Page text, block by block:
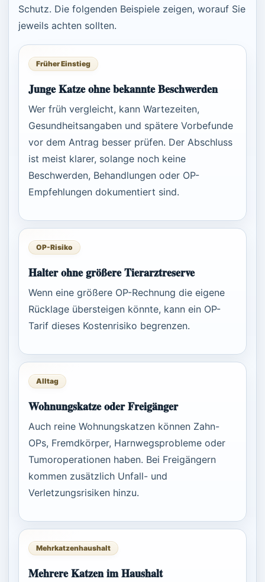
Schutz. Die folgenden Beispiele zeigen, worauf Sie
jeweils achten sollten.
Früher Einstieg
Junge Katze ohne bekannte Beschwerden
Wer früh vergleicht, kann Wartezeiten,
Gesundheitsangaben und spätere Vorbefunde
vor dem Antrag besser prüfen. Der Abschluss
ist meist klarer, solange noch keine
Beschwerden, Behandlungen oder OP-
Empfehlungen dokumentiert sind.
OP-Risiko
Halter ohne größere Tierarztreserve
Wenn eine größere OP-Rechnung die eigene
Rücklage übersteigen könnte, kann ein OP-
Tarif dieses Kostenrisiko begrenzen.
Alltag
Wohnungskatze oder Freigänger
Auch reine Wohnungskatzen können Zahn-
OPs, Fremdkörper, Harnwegsprobleme oder
Tumoroperationen haben. Bei Freigängern
kommen zusätzlich Unfall- und
Verletzungsrisiken hinzu.
Mehrkatzenhaushalt
Mehrere Katzen im Haushalt